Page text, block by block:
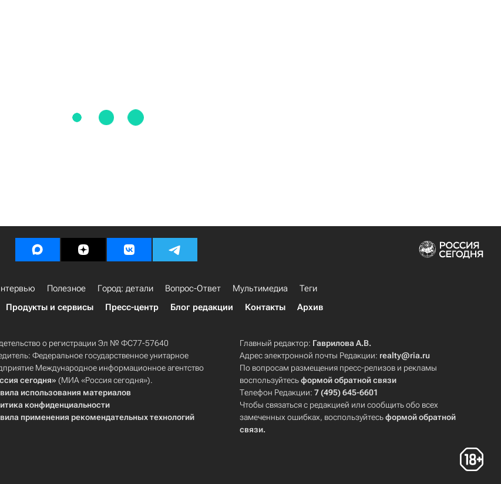
Полезное Город: детали Вопрос-Ответ Мультимедиа
Теги
Продукты и сервисы Пресс-центр Блог редакции Контакты Архив
о регистрации Эл № ФС77-57640
Федеральное государственное унитарное
Международное информационное агентство
сегодня» (МИА «Россия сегодня»).
использования материалов
конфиденциальности
применения рекомендательных технологий
Главный редактор: Гаврилова А.В.
Адрес электронной почты Редакции: realty@ria.ru
По вопросам размещения пресс-релизов и рекламы
воспользуйтесьформой обратной связи
Телефон Редакции:7 (495) 645-6601
Чтобы связаться с редакцией или сообщить обо всех
замеченных ошибках, воспользуйтесьформой обратной
связи.